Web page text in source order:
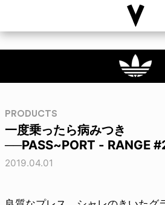
PRODUCTS
一度乗ったら病みつき
──PASS~PORT - RANGE
2019.04.01